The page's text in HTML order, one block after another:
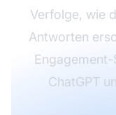
Verfolge, wie
Antworten
ChatGPT